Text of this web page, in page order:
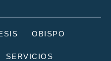
OBISPO
SERVICIOS